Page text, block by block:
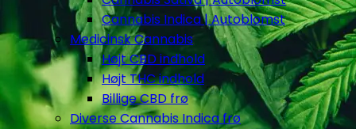
Cannabis Indica | Autoblomst
Medicinsk Cannabis
Højt CBD indhold
Højt THC indhold
Billige CBD frø
Diverse Cannabis Indica frø